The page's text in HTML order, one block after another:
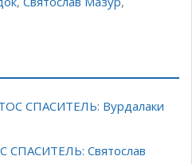
СПАСИТЕЛЬ: Вурдалаки
СПАСИТЕЛЬ: Святослав